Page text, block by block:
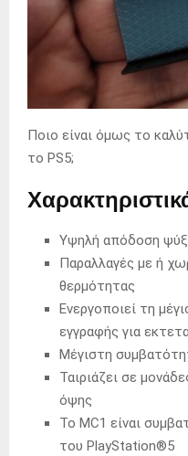
Ποιο είναι όμως το
το PS5;
Υψηλή απόδοση
Παραλλαγές με ή
θερμότητας
Ενεργοποιεί τη
εγγραφής για
Μέγιστη
Ταιριάζει σε
όψης
Το MC1 είναι
του PlayStation®5